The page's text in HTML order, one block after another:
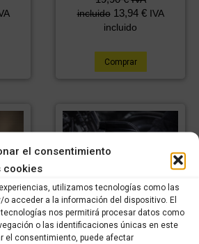
el consentimiento
cookies
utilizamos tecnologías como las
acceder a la información del dispositivo. El
nos permitirá procesar datos como
o las identificaciones únicas en este
el consentimiento, puede afectar
incluido 13,94 € IVA
incluido
Comprar